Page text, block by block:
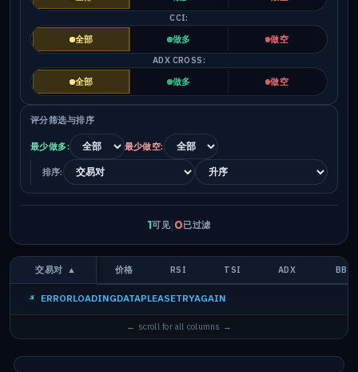
CCI:
全部
做多
做空
ADX CROSS:
全部
做多 做空
评分筛选与排序
最少做多: 最少做空:
排序:
1可见|0已过滤
交易对 ▲ 价格 RSI TSI ADX BB
ERRORLOADINGDATAPLEASETRYAGAIN